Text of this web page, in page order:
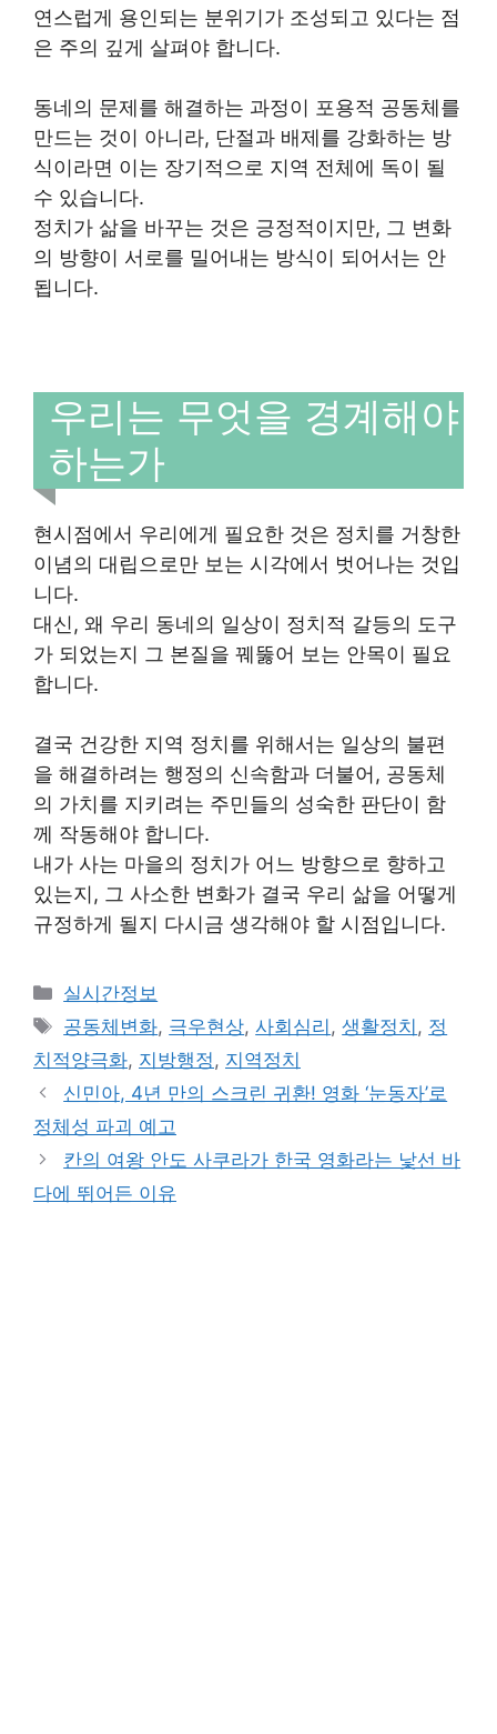
연스럽게 용인되는 분위기가 조성되고 있다는 점
은 주의 깊게 살펴야 합니다.
동네의 문제를 해결하는 과정이 포용적 공동체를
만드는 것이 아니라, 단절과 배제를 강화하는 방
식이라면 이는 장기적으로 지역 전체에 독이 될
수 있습니다.
정치가 삶을 바꾸는 것은 긍정적이지만, 그 변화
의 방향이 서로를 밀어내는 방식이 되어서는 안
됩니다.
우리는 무엇을 경계해야
하는가
현시점에서 우리에게 필요한 것은 정치를 거창한
이념의 대립으로만 보는 시각에서 벗어나는 것입
니다.
대신, 왜 우리 동네의 일상이 정치적 갈등의 도구
가 되었는지 그 본질을 꿰뚫어 보는 안목이 필요
합니다.
결국 건강한 지역 정치를 위해서는 일상의 불편
을 해결하려는 행정의 신속함과 더불어, 공동체
의 가치를 지키려는 주민들의 성숙한 판단이 함
께 작동해야 합니다.
내가 사는 마을의 정치가 어느 방향으로 향하고
있는지, 그 사소한 변화가 결국 우리 삶을 어떻게
규정하게 될지 다시금 생각해야 할 시점입니다.
Categories
실시간정보
Tags
공동체변화, 극우현상,사회심리 ,생활정치 , 정
치적양극화, 지방행정, 지역정치
신민아, 4년 만의 스크린 귀환! 영화 ‘눈동자’로
정체성 파괴 예고
칸의 여왕 안도 사쿠라가 한국 영화라는 낯선 바
다에 뛰어든 이유